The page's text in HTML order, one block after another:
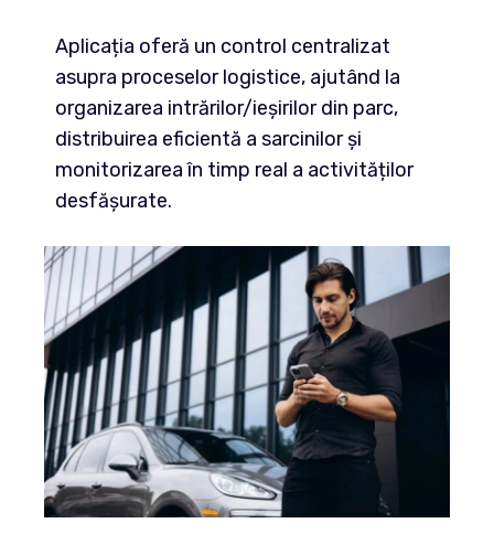
Aplicația oferă un control centralizat
asupra proceselor logistice, ajutând la
organizarea intrărilor/ieșirilor din parc,
distribuirea eficientă a sarcinilor și
monitorizarea în timp real a activităților
desfășurate.